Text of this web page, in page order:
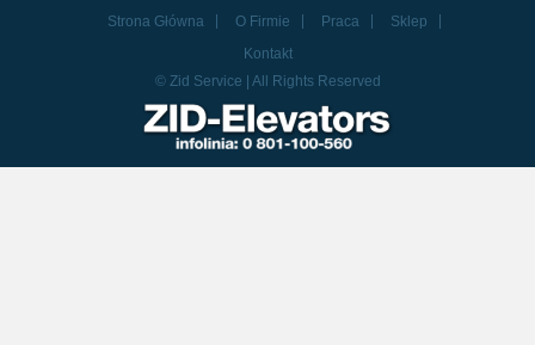
Strona Główna O Firmie Praca
Sklep
Kontakt
© Zid Service | All Rights Reserved